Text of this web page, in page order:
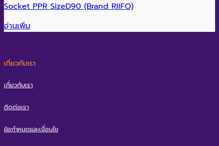
Socket PPR SizeD90 (Brand RIIFO)
อ่านเพิ่ม
เกี่ยวกับเรา
เกี่ยวกับเรา
ติดต่อเรา
ข้อกำหนดและเงื่อนไข